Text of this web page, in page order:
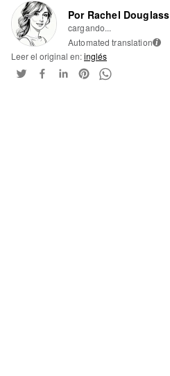
Por Rachel Douglass
cargando...
Automated translation i
Leer el original en:inglés